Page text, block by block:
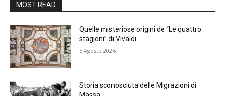
MOST READ
Quelle misteriose origini de “Le quattro
stagioni” di Vivaldi
5 Agosto 2026
Storia sconosciuta delle Migrazioni di